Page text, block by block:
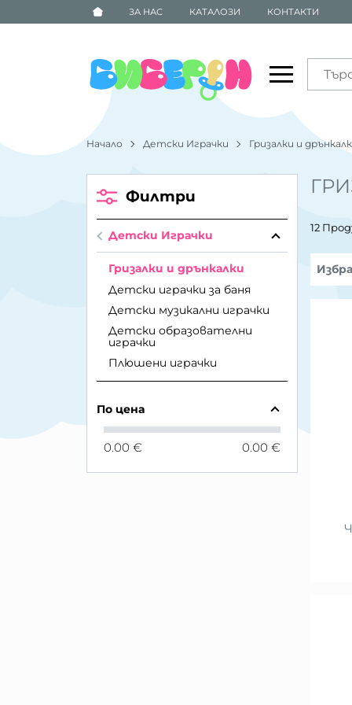
ЗА НАС КАТАЛОЗИ КОНТАКТИ
Начало Детски Играчки Гризалки и
12
Филтри
Детски Играчки
Гризалки и дрънкалки
Детски играчки за баня
Детски музикални играчки
Детски образователни
играчки
Плюшени играчки
По цена
0.00 € 0.00 €